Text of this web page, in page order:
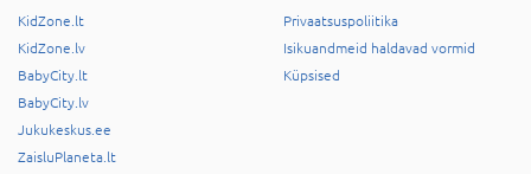
KidZone.lt
KidZone.lv
BabyCity.lt
BabyCity.lv
Jukukeskus.ee
ZaisluPlaneta.lt
Privaatsuspoliitika
Isikuandmeid haldavad vormid
Küpsised